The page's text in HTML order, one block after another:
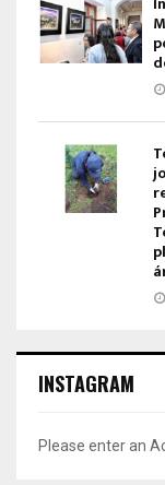
INSTAGRAM
Please enter an